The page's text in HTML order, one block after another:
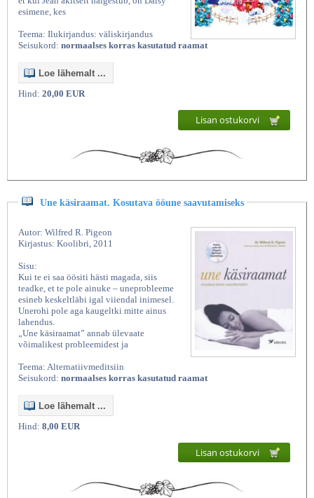
esimene, kes
Teema: Ilukirjandus: väliskirjandus
Seisukord: normaalses korras kasutatud raamat
Loe lähemalt ...
Hind: 20,00 EUR
Lisan ostukorvi
Une käsiraamat. Kosutava ööune saavutamiseks
Autor: Wilfred R. Pigeon
Kirjastus: Koolibri, 2011
Sisu:
Kui te ei saa öösiti hästi magada, siis
teadke, et te pole ainuke – uneprobleeme
esineb keskeltläbi igal viiendal inimesel.
Unerohi pole aga kaugeltki mitte ainus
lahendus.
„Une käsiraamat” annab ülevaate
võimalikest probleemidest ja
Teema: Alternatiivmeditsiin
Seisukord: normaalses korras kasutatud raamat
Loe lähemalt ...
Hind: 8,00 EUR
Lisan ostukorvi